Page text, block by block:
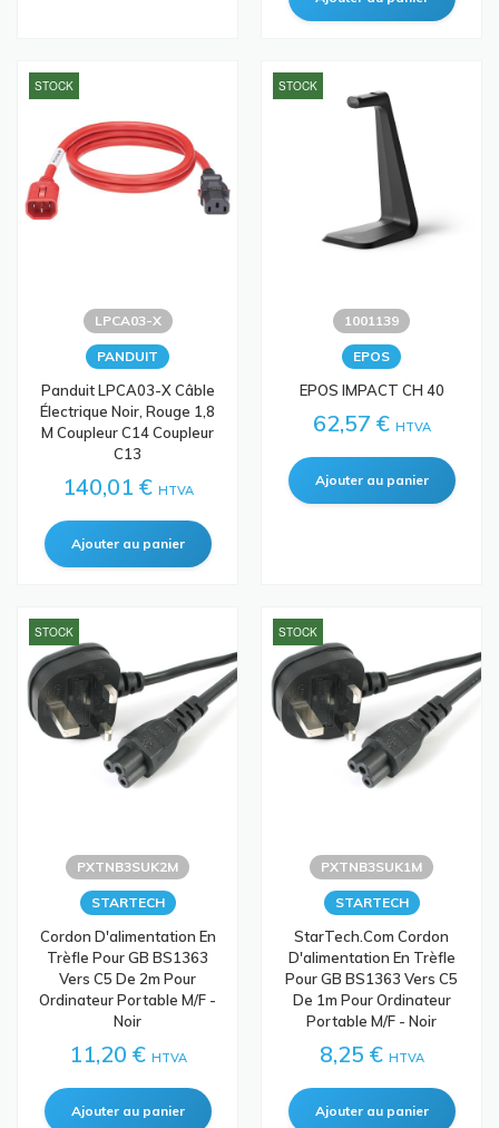
STOCK
LPCA03-X
PANDUIT
Panduit LPCA03-X Câble
Électrique Noir, Rouge 1,8
M Coupleur C14 Coupleur
C13
140,01 € HTVA
STOCK
1001139
EPOS
EPOS IMPACT CH 40
62,57 € HTVA
STOCK
PXTNB3SUK2M
STARTECH
Cordon D'alimentation En
Trèfle Pour GB BS1363
Vers C5 De 2m Pour
Ordinateur Portable M/F -
Noir
11,20 € HTVA
STOCK
PXTNB3SUK1M
STARTECH
StarTech.com Cordon
D'alimentation En Trèfle
Pour GB BS1363 Vers C5
De 1m Pour Ordinateur
Portable M/F - Noir
8,25 € HTVA